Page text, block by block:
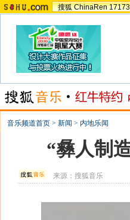
搜狐 ChinaRen 17173
音乐频道首页 > 新闻 > 内地乐闻
“彝人制
来源：搜狐音乐